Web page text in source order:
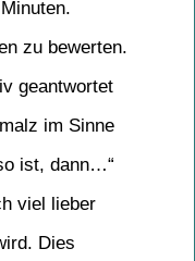
zu bewerten.
geantwortet
im Sinne
ist, dann…“
viel lieber
Dies